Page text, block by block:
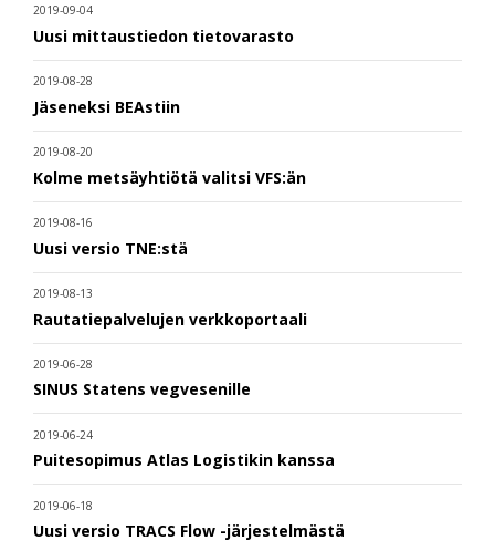
2019-09-04
Uusi mittaustiedon tietovarasto
2019-08-28
Jäseneksi BEAstiin
2019-08-20
Kolme metsäyhtiötä valitsi VFS:än
2019-08-16
Uusi versio TNE:stä
2019-08-13
Rautatiepalvelujen verkkoportaali
2019-06-28
SINUS Statens vegvesenille
2019-06-24
Puitesopimus Atlas Logistikin kanssa
2019-06-18
Uusi versio TRACS Flow -järjestelmästä